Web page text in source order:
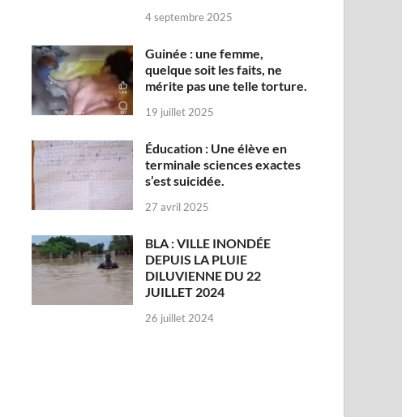
4 septembre 2025
Guinée : une femme,
quelque soit les faits, ne
mérite pas une telle torture.
19 juillet 2025
Éducation : Une élève en
terminale sciences exactes
s’est suicidée.
27 avril 2025
BLA : VILLE INONDÉE
DEPUIS LA PLUIE
DILUVIENNE DU 22
JUILLET 2024
26 juillet 2024